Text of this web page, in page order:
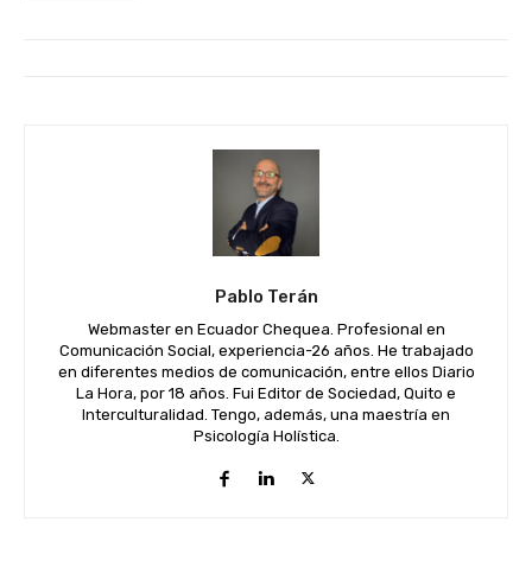
Pablo Terán
Webmaster en Ecuador Chequea. Profesional en
Comunicación Social, experiencia-26 años. He trabajado
en diferentes medios de comunicación, entre ellos Diario
La Hora, por 18 años. Fui Editor de Sociedad, Quito e
Interculturalidad. Tengo, además, una maestría en
Psicología Holística.